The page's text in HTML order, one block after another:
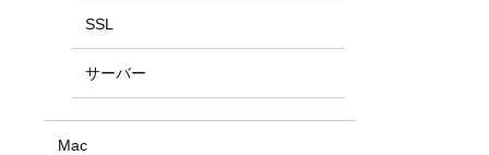
SSL
サーバー
Mac